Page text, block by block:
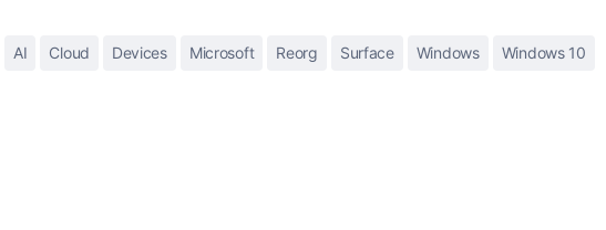
AI Cloud Devices Microsoft Reorg Surface Windows Windows 10